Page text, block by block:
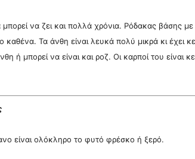
μπορεί να ζει και πολλά χρόνια. Ρόδακας βάσης
Τα άνθη είναι λευκά πολύ μικρά κι έχει
ή μπορεί να είναι και ροζ. Οι καρποί του είναι
είναι ολόκληρο το φυτό φρέσκο ή ξερό.